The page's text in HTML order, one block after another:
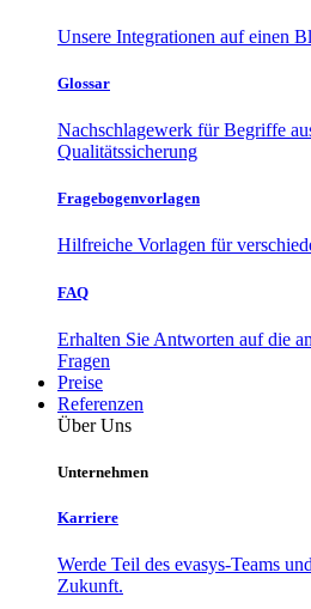
Unsere Integrationen auf einen
Glossar
Nachschlagewerk für Begriffe
Qualitätssicherung
Fragebogenvorlagen
Hilfreiche Vorlagen für
FAQ
Erhalten Sie Antworten auf die
Fragen
Preise
Referenzen
Über Uns
Unternehmen
Karriere
Werde Teil des evasys-Teams
Zukunft.